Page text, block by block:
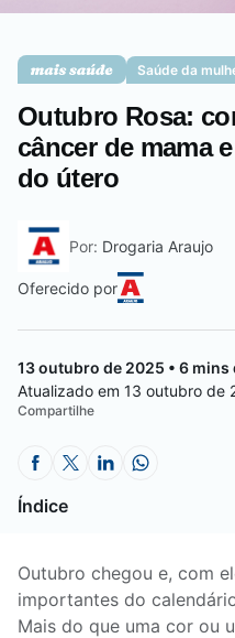
Saúde da
Outubro Rosa:
câncer de mama
do útero
Por: Drogaria Araujo
Oferecido por
13 outubro de 2025 • 6 mins
Atualizado em 13 outubro de
Compartilhe
Índice
Outubro chegou e, com
importantes do
Mais do que uma cor ou